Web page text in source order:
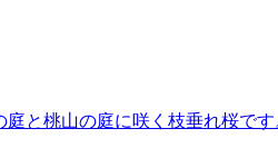
と桃山の庭に咲く枝垂れ桜で